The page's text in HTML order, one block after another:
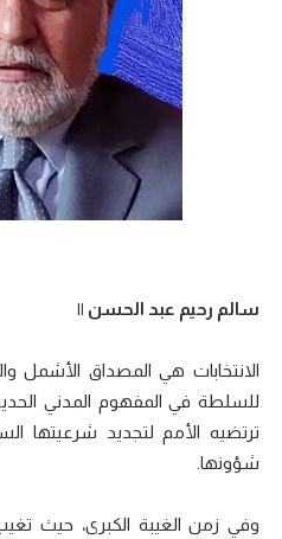
سالم رحيم عبد الحسن ||
الانتخابات هي المصداق الأشمل
للسلطة في المفهوم المدني
ترتضيه الأمم لتجديد شرعيتها
شؤونها.
وفي زمن الغيبة الكبرى، حيث